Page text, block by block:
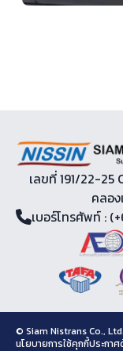
เลขที่ 191/22-25
คลอง
เบอร์โทรศัพท์:
© Siam Nistrans Co., Ltd.
นโยบายการใช้คุกกี้ประกา